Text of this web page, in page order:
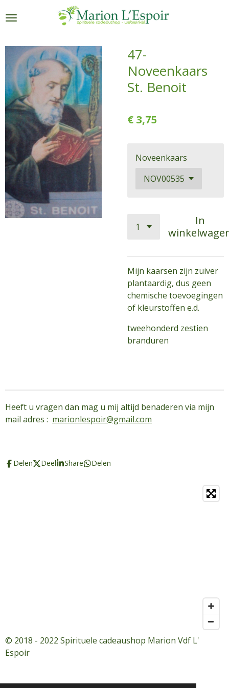
direct
de
hoofdinhoud
47-
Noveenkaars
St. Benoit
€ 3,75
Noveenkaars
In
Mijn kaarsen zijn zuiver
plantaardig, dus geen
chemische toevoegingen
of kleurstoffen e.d.
tweehonderd zestien
branduren
Heeft u vragen dan mag u mij altijd benaderen via mijn
mail adres : marionlespoir@gmail.com
Delen Deel Share Delen
© 2018 - 2022 Spirituele cadeaushop Marion Vdf L'
Espoir